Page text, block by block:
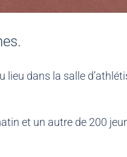
dans la salle
et un autre de 200